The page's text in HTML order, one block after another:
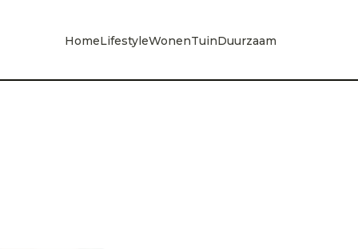
HomeLifestyleWonenTuinDuurzaam